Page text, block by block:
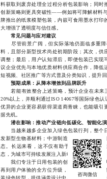
料获取到废弃处理全过程分析包装影响；同时
创新策略则更具突破性——例如将可降解材料
牌推出的纸浆模塑包装，内嵌可食用墨水打
大增强了透明度与信任感。
常见问题与应对建议
尽管前景广阔，但实际落地仍面临多重障
料，且部分新型技术尚处初期阶段；其次，
调整；最后，用户认知滞后，即便包装已实
议企业优先与本地优质材料供应商合作，降
短视频、社区推广等方式普及分类知识，提升
预期成果：从降本增效到品牌跃升
若能有效整合上述策略，预计企业在未来
20%以上，并顺利通过ISO 14067等国际绿色
优异的企业更容易获得渠道商青睐，也能吸
据先机。
潜在影响：推动产业链向低碳化、智能化
当越来越多企业加入绿色包装行列，整个
发新型生物基材料；中游制造环节将引入更
态。长远来看，这不仅有助于构建循环经济
态，为城市可持续发展注入新动能。
我们专注于日用包装的创新设计与全链路
再到用户体验的全方位升级，凭借多年行业
装绿色转型，提供涵盖设计中、开发全流程支